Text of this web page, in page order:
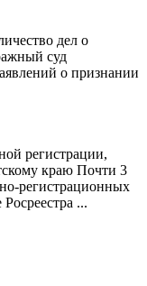
дел о
суд
о признании
регистрации,
краю Почти 3
регистрационных
...